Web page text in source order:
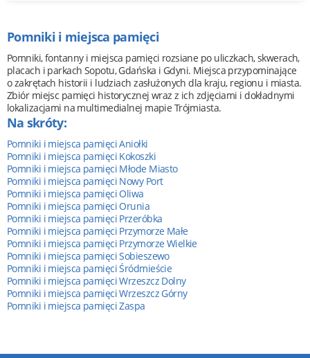
Pomniki i miejsca pamięci
Pomniki, fontanny i miejsca pamięci rozsiane po uliczkach, skwerach,
placach i parkach Sopotu, Gdańska i Gdyni. Miejsca przypominające
o zakrętach historii i ludziach zasłużonych dla kraju, regionu i miasta.
Zbiór miejsc pamięci historycznej wraz z ich zdjęciami i dokładnymi
lokalizacjami na multimedialnej mapie Trójmiasta.
Na skróty:
Pomniki i miejsca pamięci Aniołki
Pomniki i miejsca pamięci Kokoszki
Pomniki i miejsca pamięci Młode Miasto
Pomniki i miejsca pamięci Nowy Port
Pomniki i miejsca pamięci Oliwa
Pomniki i miejsca pamięci Orunia
Pomniki i miejsca pamięci Przeróbka
Pomniki i miejsca pamięci Przymorze Małe
Pomniki i miejsca pamięci Przymorze Wielkie
Pomniki i miejsca pamięci Sobieszewo
Pomniki i miejsca pamięci Śródmieście
Pomniki i miejsca pamięci Wrzeszcz Dolny
Pomniki i miejsca pamięci Wrzeszcz Górny
Pomniki i miejsca pamięci Zaspa